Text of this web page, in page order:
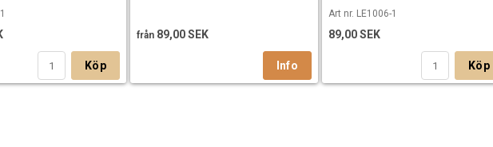
Köp
från 89,00 SEK
Art nr. LE1006-1
89,00 SEK
Köp